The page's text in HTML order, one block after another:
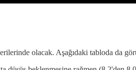
olacak. Aşağıdaki tabloda da